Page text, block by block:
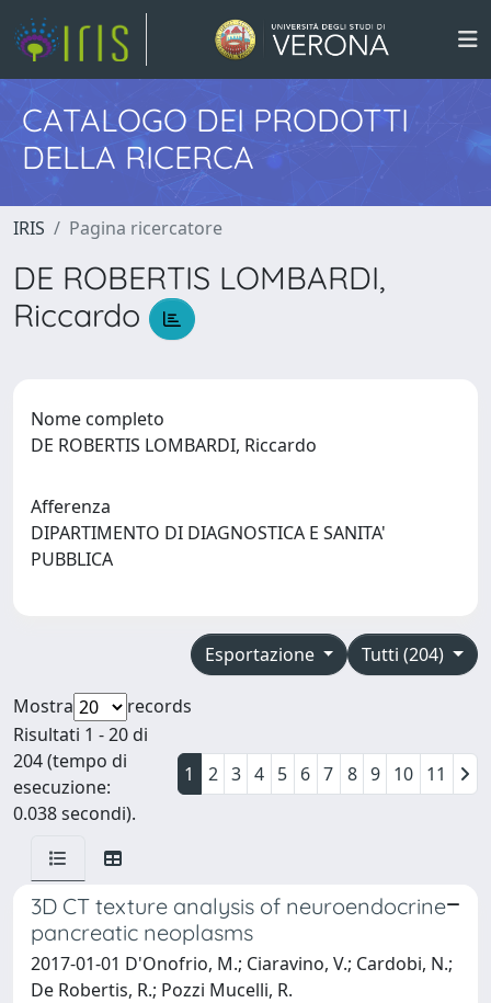
CATALOGO DEI PRODOTTI
DELLA RICERCA
IRIS Pagina ricercatore
DE ROBERTIS LOMBARDI,
Riccardo
Nome completo
DE ROBERTIS LOMBARDI, Riccardo
Afferenza
DIPARTIMENTO DI DIAGNOSTICA E SANITA'
PUBBLICA
Tutti (204)
Esportazione
Mostra
records
Risultati 1 - 20 di
204 (tempo di
esecuzione:
0.038 secondi).
1 2 3 4 5 6 7 8 9 10 11
3D CT texture analysis of neuroendocrine
pancreatic neoplasms
2017-01-01 D'Onofrio, M.; Ciaravino, V.; Cardobi, N.;
De Robertis, R.; Pozzi Mucelli, R.